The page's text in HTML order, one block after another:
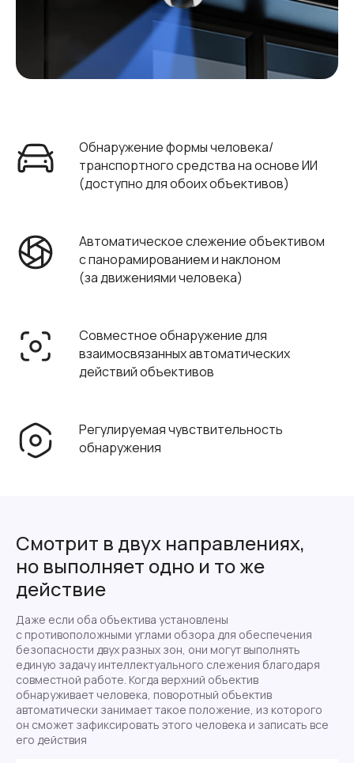
Обнаружение формы человека/
транспортного средства на основе ИИ
(доступно для обоих объективов)
Автоматическое слежение объективом
с панорамированием и наклоном
(за движениями человека)
Совместное обнаружение для
взаимосвязанных автоматических
действий объективов
Регулируемая чувствительность
обнаружения
Смотрит в двух направлениях,
но выполняет одно и то же
действие
Даже если оба объектива установлены
с противоположными углами обзора для обеспечения
безопасности двух разных зон, они могут выполнять
единую задачу интеллектуального слежения благодаря
совместной работе. Когда верхний объектив
обнаруживает человека, поворотный объектив
автоматически занимает такое положение, из которого
он сможет зафиксировать этого человека и записать все
его действия